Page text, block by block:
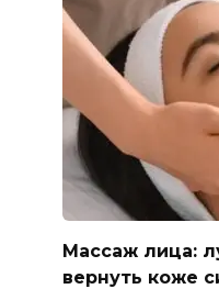
Массаж лица:
вернуть коже